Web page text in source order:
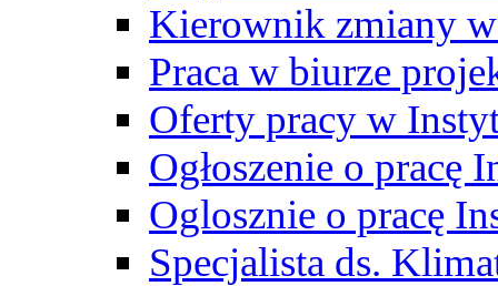
Kierownik zmiany
Praca w biurze
Oferty pracy w
Ogłoszenie o pracę
Oglosznie o pracę
Specjalista ds.